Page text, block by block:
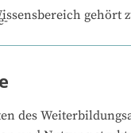
gehört
des